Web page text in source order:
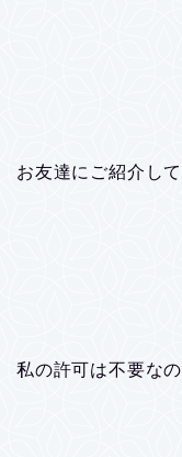
お友達にご紹介し
私の許可は不要な